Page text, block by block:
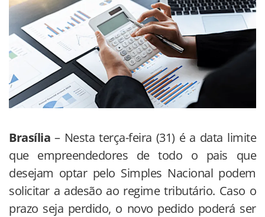
Brasília – Nesta terça-feira (31) é a data limite
que empreendedores de todo o pais que
desejam optar pelo Simples Nacional podem
solicitar a adesão ao regime tributário. Caso o
prazo seja perdido, o novo pedido poderá ser